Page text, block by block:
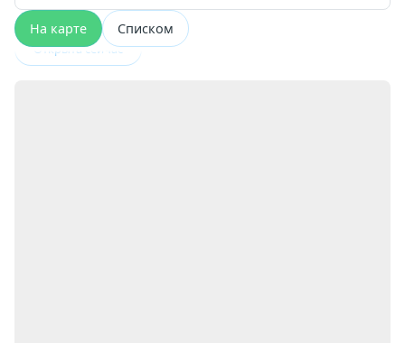
На карте Списком
Открыта сейчас